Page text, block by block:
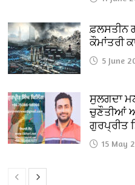
ਫ਼ਲਸਤੀਨ
ਕੌਮਾਂਤਰੀ
5 June
ਸੁਲਗਦਾ
ਚੁਣੌਤੀਆਂ
ਗੁਰਪ੍ਰੀਤ
15 May